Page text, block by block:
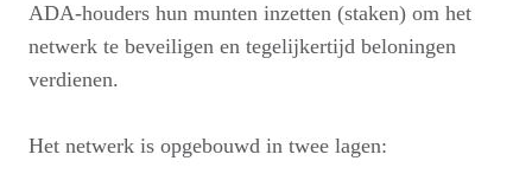
ADA-houders hun munten inzetten (staken) om het
netwerk te beveiligen en tegelijkertijd beloningen
verdienen.
Het netwerk is opgebouwd in twee lagen: